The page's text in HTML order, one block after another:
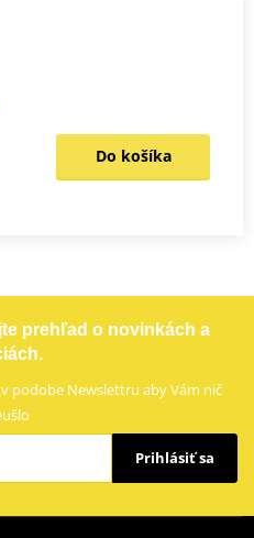
Do košíka
prehľad o novinkách a
podobe Newslettru aby Vám nič
Prihlásiť sa